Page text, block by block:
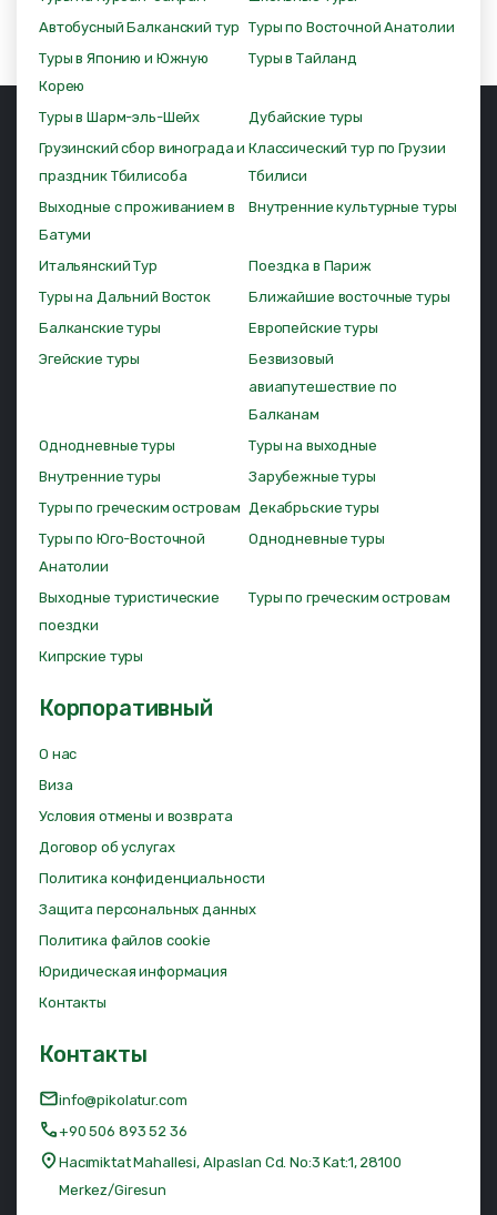
Автобусный Балканский тур Туры по Восточной Анатолии
Туры в Японию и Южную
Корею
Туры в Тайланд
Туры в Шарм-эль-Шейх
Дубайские туры
Грузинский сбор винограда и
праздник Тбилисоба
Классический тур по Грузии
Тбилиси
Выходные с проживанием в
Батуми
Внутренние культурные туры
Итальянский Тур
Поездка в Париж
Туры на Дальний Восток
Ближайшие восточные туры
Балканские туры
Европейские туры
Эгейские туры
Безвизовый
авиапутешествие по
Балканам
Однодневные туры
Туры на выходные
Внутренние туры
Зарубежные туры
Туры по греческим островам
Декабрьские туры
Туры по Юго-Восточной
Анатолии
Однодневные туры
Выходные туристические
поездки
Туры по греческим островам
Кипрские туры
Корпоративный
О нас
Виза
Условия отмены и возврата
Договор об услугах
Политика конфиденциальности
Защита персональных данных
Политика файлов cookie
Юридическая информация
Контакты
Контакты
info@pikolatur.com
+90 506 893 52 36
Hacımiktat Mahallesi, Alpaslan Cd. No:3 Kat:1, 28100
Merkez/Giresun